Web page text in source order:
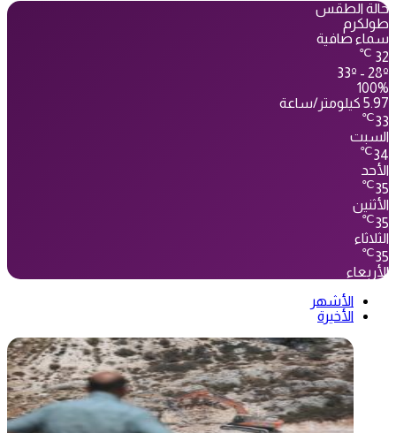
حالة الطقس
طولكرم
سماء صافية
32
℃
33º - 28º
100%
5.97 كيلومتر/ساعة
33
℃
السبت
34
℃
الأحد
35
℃
الأثنين
35
℃
الثلاثاء
35
℃
الأربعاء
الأشهر
الأخيرة